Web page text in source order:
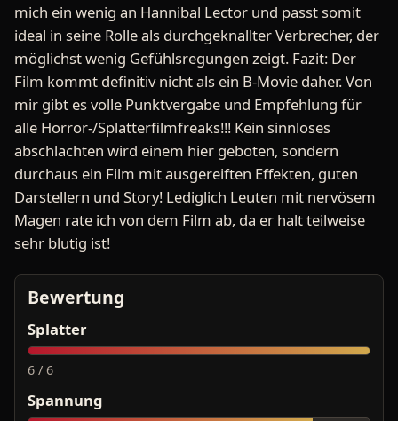
mich ein wenig an Hannibal Lector und passt somit
ideal in seine Rolle als durchgeknallter Verbrecher, der
möglichst wenig Gefühlsregungen zeigt. Fazit: Der
Film kommt definitiv nicht als ein B-Movie daher. Von
mir gibt es volle Punktvergabe und Empfehlung für
alle Horror-/Splatterfilmfreaks!!! Kein sinnloses
abschlachten wird einem hier geboten, sondern
durchaus ein Film mit ausgereiften Effekten, guten
Darstellern und Story! Lediglich Leuten mit nervösem
Magen rate ich von dem Film ab, da er halt teilweise
sehr blutig ist!
Bewertung
Splatter
6 / 6
Spannung